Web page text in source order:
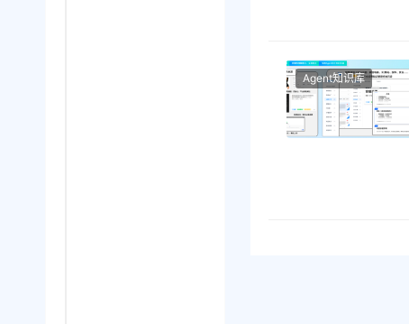
Agent知识库